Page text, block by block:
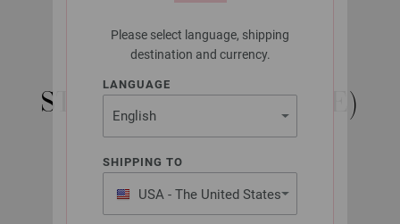
Please select language, shipping
destination and currency.
LANGUAGE
SHIPPING TO
USA - The United States
of America
LANA GROSSA
HUE PUNO DUE-
STRIKKEOPSKRIFT (SE)
Lana Grossa ACCESSOIRES No. 21 | Model 3